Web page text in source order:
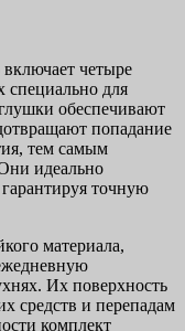
включает четыре
специально для
обеспечивают
попадание
тем самым
идеально
точную
материала,
Их поверхность
средств и перепадам
комплект